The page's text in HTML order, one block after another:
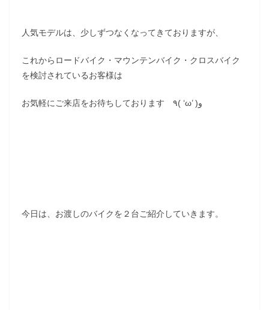
人気モデルは、少しずつなくなってきておりますが、
これからロードバイク・マウンテンバイク・クロスバイク
を検討されているお客様は
お気軽にご来店をお待ちしております ٩( ‘ω’ )و
今日は、お渡しのバイクを２台ご紹介していきます。